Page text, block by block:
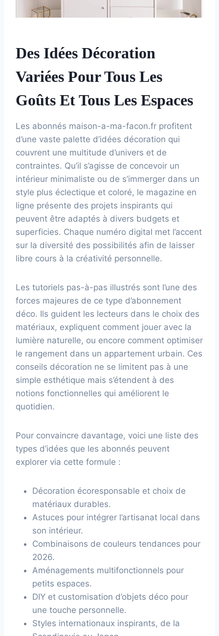
Des Idées Décoration
Variées Pour Tous Les
Goûts Et Tous Les Espaces
Les abonnés maison-a-ma-facon.fr profitent
d’une vaste palette d’idées décoration qui
couvrent une multitude d’univers et de
contraintes. Qu’il s’agisse de concevoir un
intérieur minimaliste ou de s’immerger dans un
style plus éclectique et coloré, le magazine en
ligne présente des projets inspirants qui
peuvent être adaptés à divers budgets et
superficies. Chaque numéro digital met l’accent
sur la diversité des possibilités afin de laisser
libre cours à la créativité personnelle.
Les tutoriels pas-à-pas illustrés sont l’une des
forces majeures de ce type d’abonnement
déco. Ils guident les lecteurs dans le choix des
matériaux, expliquent comment jouer avec la
lumière naturelle, ou encore comment optimiser
le rangement dans un appartement urbain. Ces
conseils décoration ne se limitent pas à une
simple esthétique mais s’étendent à des
notions fonctionnelles qui améliorent le
quotidien.
Pour convaincre davantage, voici une liste des
types d’idées que les abonnés peuvent
explorer via cette formule :
Décoration écoresponsable et choix de
matériaux durables.
Astuces pour intégrer l’artisanat local dans
son intérieur.
Combinaisons de couleurs tendances pour
2026.
Aménagements multifonctionnels pour
petits espaces.
DIY et customisation d’objets déco pour
une touche personnelle.
Styles internationaux inspirants, de la